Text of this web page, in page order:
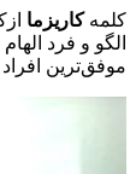
کلمه کاریزما
الگو و فرد
موفق‌ترین افراد درجهان هستند. ما